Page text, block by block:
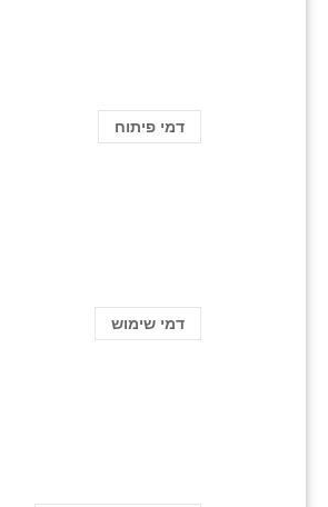
דמי פיתוח
דמי שימוש